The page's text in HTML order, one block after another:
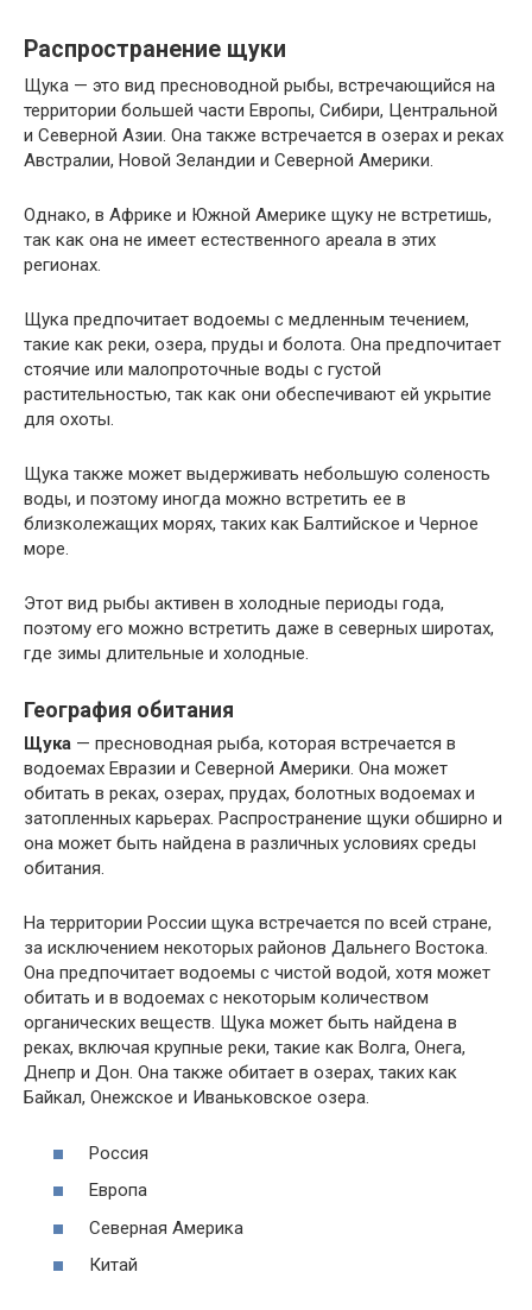
Распространение щуки
Щука — это вид пресноводной рыбы, встречающийся на
территории большей части Европы, Сибири, Центральной
и Северной Азии. Она также встречается в озерах и реках
Австралии, Новой Зеландии и Северной Америки.
Однако, в Африке и Южной Америке щуку не встретишь,
так как она не имеет естественного ареала в этих
регионах.
Щука предпочитает водоемы с медленным течением,
такие как реки, озера, пруды и болота. Она предпочитает
стоячие или малопроточные воды с густой
растительностью, так как они обеспечивают ей укрытие
для охоты.
Щука также может выдерживать небольшую соленость
воды, и поэтому иногда можно встретить ее в
близколежащих морях, таких как Балтийское и Черное
море.
Этот вид рыбы активен в холодные периоды года,
поэтому его можно встретить даже в северных широтах,
где зимы длительные и холодные.
География обитания
Щука — пресноводная рыба, которая встречается в
водоемах Евразии и Северной Америки. Она может
обитать в реках, озерах, прудах, болотных водоемах и
затопленных карьерах. Распространение щуки обширно и
она может быть найдена в различных условиях среды
обитания.
На территории России щука встречается по всей стране,
за исключением некоторых районов Дальнего Востока.
Она предпочитает водоемы с чистой водой, хотя может
обитать и в водоемах с некоторым количеством
органических веществ. Щука может быть найдена в
реках, включая крупные реки, такие как Волга, Онега,
Днепр и Дон. Она также обитает в озерах, таких как
Байкал, Онежское и Иваньковское озера.
Россия
Европа
Северная Америка
Китай